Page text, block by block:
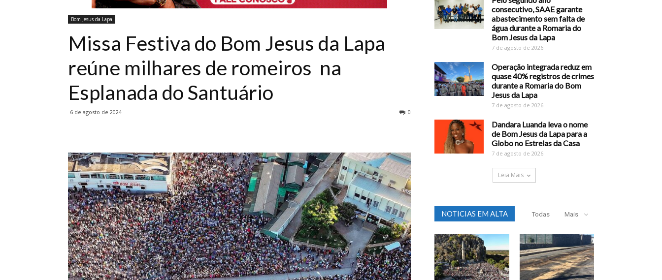
Bom Jesus da Lapa
Missa Festiva do Bom Jesus da Lapa
reúne milhares de romeiros na
Esplanada do Santuário
6 de agosto de 2024 0
consecutivo, SAAE garante
abastecimento sem falta de
água durante a Romaria do
Bom Jesus da Lapa
7 de agosto de 2026
Operação integrada reduz em
quase 40% registros de crimes
durante a Romaria do Bom
Jesus da Lapa
7 de agosto de 2026
Dandara Luanda leva o nome
de Bom Jesus da Lapa para a
Globo no Estrelas da Casa
7 de agosto de 2026
Leia Mais
NOTICIAS EM ALTA Todas Mais